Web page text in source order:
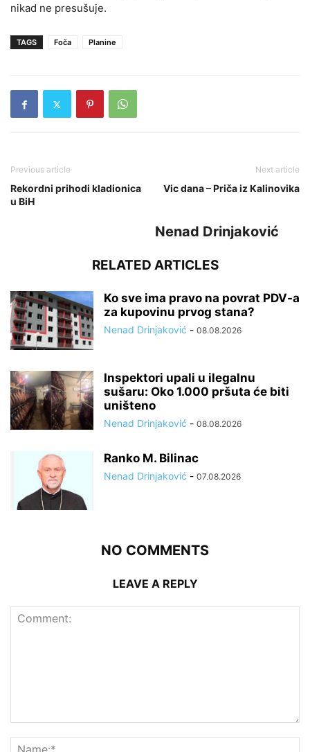
nikad ne presušuje.
TAGS Foča Planine
Previous article
Rekordni prihodi kladionica
u BiH
Next article
Vic dana – Priča iz Kalinovika
Nenad Drinjaković
RELATED ARTICLES
Ko sve ima pravo na povrat PDV-a
za kupovinu prvog stana?
Nenad Drinjaković - 08.08.2026
Inspektori upali u ilegalnu
sušaru: Oko 1.000 pršuta će biti
uništeno
Nenad Drinjaković - 08.08.2026
Ranko M. Bilinac
Nenad Drinjaković - 07.08.2026
NO COMMENTS
LEAVE A REPLY